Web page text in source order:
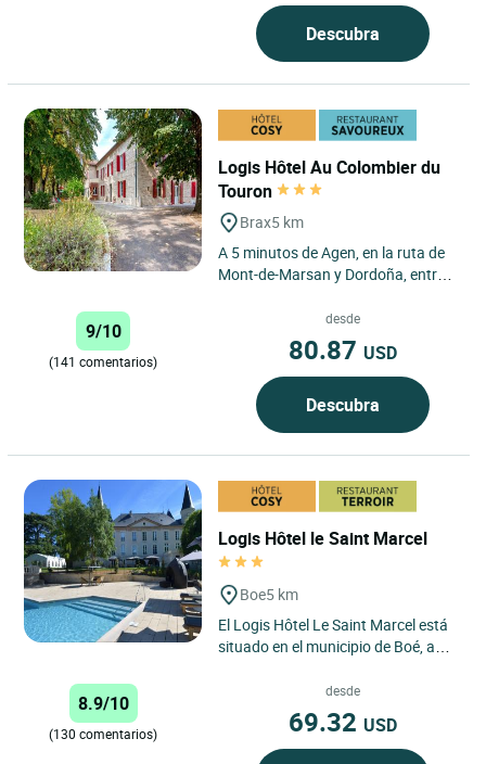
Descubra
Logis Hôtel Au Colombier du
Touron
Brax5 km
A 5 minutos de Agen, en la ruta de
Mont-de-Marsan y Dordoña, entre
Pirineos, Carine y Frederic...
9/10
(141 comentarios)
desde
80.87 USD
Descubra
Logis Hôtel le Saint Marcel
Boe5 km
El Logis Hôtel Le Saint Marcel está
situado en el municipio de Boé, a
Idealmente ubicado...
8.9/10
(130 comentarios)
desde
69.32 USD